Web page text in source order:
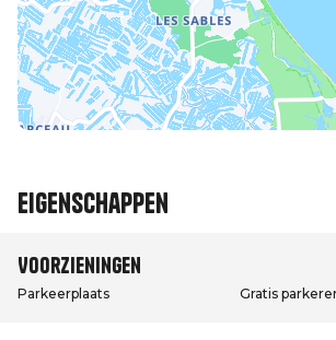
Eigenschappen
Voorzieningen
Parkeerplaats Gratis